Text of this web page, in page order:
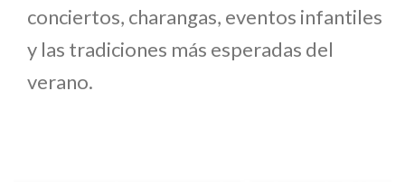
conciertos, charangas, eventos infantiles
y las tradiciones más esperadas del
verano.